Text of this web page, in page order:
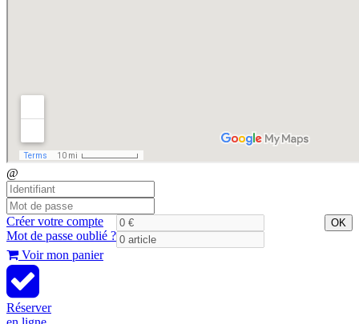
@
Créer votre compte
Mot de passe oublié ?
OK
Voir mon panier
Réserver